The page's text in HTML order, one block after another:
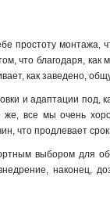
простоту монтажа,
что благодаря,
как заведено,
и адаптации под,
все мы очень
что продлевает
выбором для
наконец,